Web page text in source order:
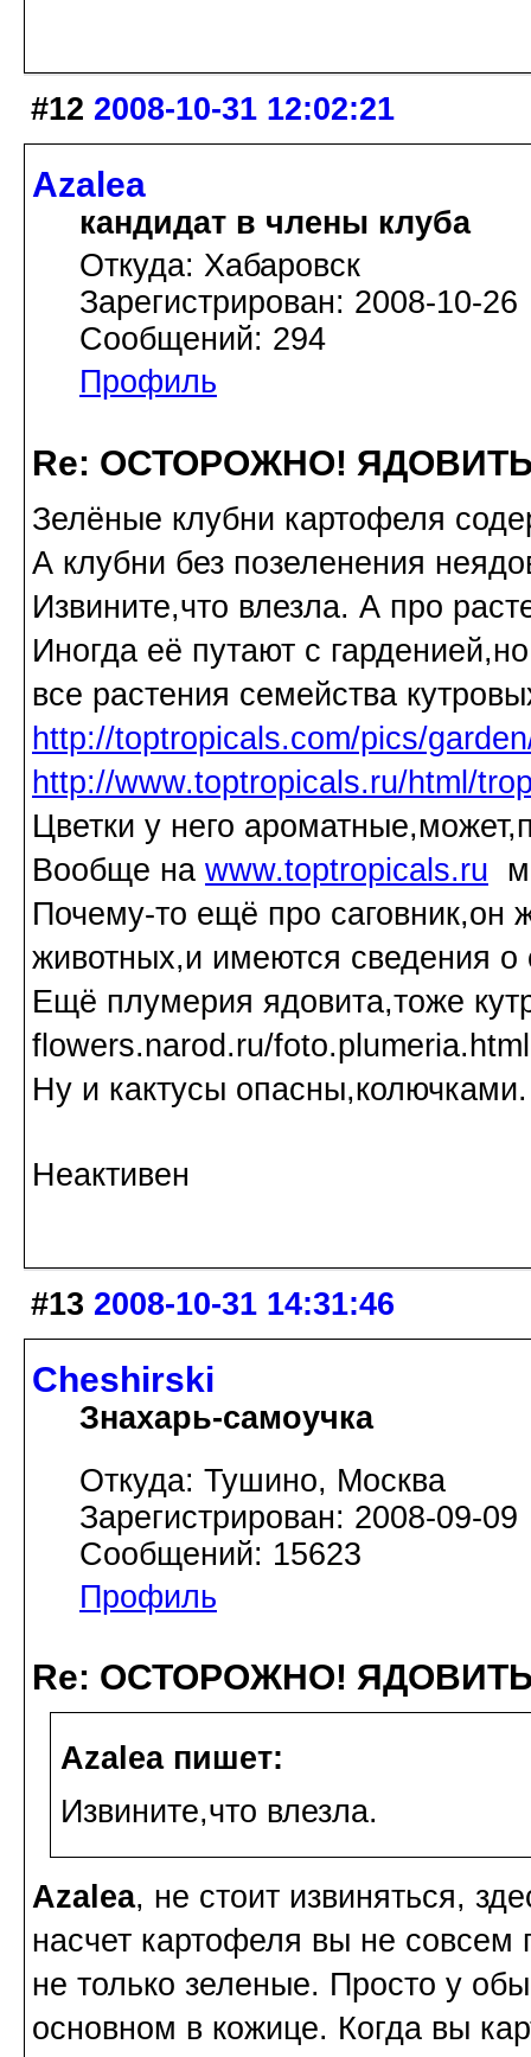
#12 2008-10-31 12:02:21
Azalea
кандидат в члены клуба
Откуда: Хабаровск
Зарегистрирован: 2008-10-26
Сообщений: 294
Профиль
Re: ОСТОРОЖНО!
Зелёные клубни картофеля
А клубни без позеленения
Извините,что влезла. А про
Иногда её путают с
все растения семейства
http://toptropicals.com/pics/
http://www.toptropicals.ru/html/
Цветки у него
Вообще на www.toptropicals.ru
Почему-то ещё про саговник,он
животных,и имеются сведения о
Ещё плумерия ядовита,тоже
flowers.narod.ru/foto.plumeria.html
Ну и кактусы опасны,колючками.
Неактивен
#13 2008-10-31 14:31:46
Cheshirski
Знахарь-самоучка
Откуда: Тушино, Москва
Зарегистрирован: 2008-09-09
Сообщений: 15623
Профиль
Re: ОСТОРОЖНО!
Azalea пишет:
Извините,что влезла.
Azalea, не стоит извиняться,
насчет картофеля вы не
не только зеленые. Просто у
основном в кожице. Когда вы